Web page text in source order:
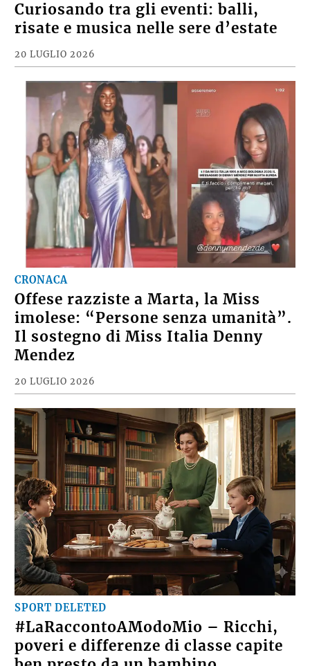
Curiosando tra gli eventi: balli,
risate e musica nelle sere d’estate
20 LUGLIO 2026
CRONACA
Offese razziste a Marta, la Miss
imolese: “Persone senza umanità”.
Il sostegno di Miss Italia Denny
Mendez
20 LUGLIO 2026
SPORT DELETED
#LaRaccontoAModoMio – Ricchi,
poveri e differenze di classe capite